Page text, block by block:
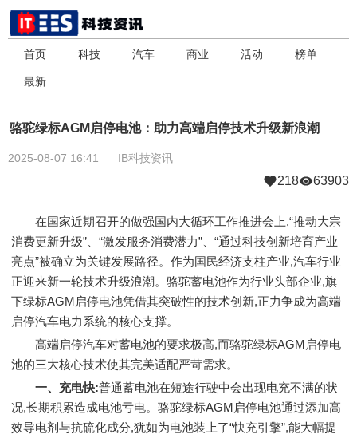
首页 科技 汽车 商业 活动 榜单
最新
骆驼绿标AGM启停电池：助力高端启停技术升级新浪潮
2025-08-07 16:41 IB科技资讯
218 63903
在国家近期召开的做强国内大循环工作推进会上,“推动大宗
消费更新升级”、“激发服务消费潜力”、“通过科技创新培育产业
亮点”被确立为关键发展路径。作为国民经济支柱产业,汽车行业
正迎来新一轮技术升级浪潮。骆驼蓄电池作为行业头部企业,旗
下绿标AGM启停电池凭借其突破性的技术创新,正力争成为高端
启停汽车电力系统的核心支撑。
高端启停汽车对蓄电池的要求极高,而骆驼绿标AGM启停电
池的三大核心技术使其完美适配严苛需求。
一、 充电快:普通蓄电池在短途行驶中会出现电充不满的状
况,长期积累造成电池亏电。骆驼绿标AGM启停电池通过添加高
效导电剂与抗硫化成分,犹如为电池装上了“快充引擎”,能大幅提